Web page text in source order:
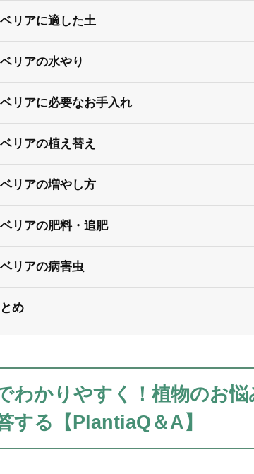
リアに適した土
リアの水やり
リアに必要なお手入れ
リアの植え替え
リアの増やし方
リアの肥料・追肥
リアの病害虫
め
わかりやすく！植物のお悩
する【PlantiaQ＆A】